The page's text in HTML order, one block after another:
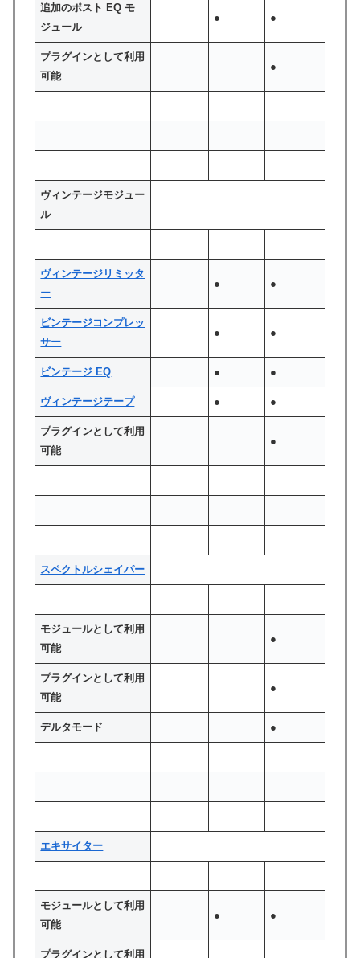
追加のポスト EQ モ
ジュール
● ●
プラグインとして利用
可能
●
ヴィンテージモジュー
ル
ヴィンテージリミッタ
ー
● ●
ビンテージコンプレッ
サー
● ●
ビンテージ EQ ● ●
ヴィンテージテープ ● ●
プラグインとして利用
可能
●
スペクトルシェイパー
モジュールとして利用
可能
●
プラグインとして利用
可能
●
デルタモード ●
エキサイター
モジュールとして利用
可能
● ●
プラグインとして利用